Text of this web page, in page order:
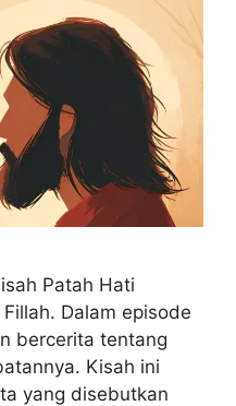
Patah Hati
Dalam episode
bercerita tentang
Kisah ini
yang disebutkan